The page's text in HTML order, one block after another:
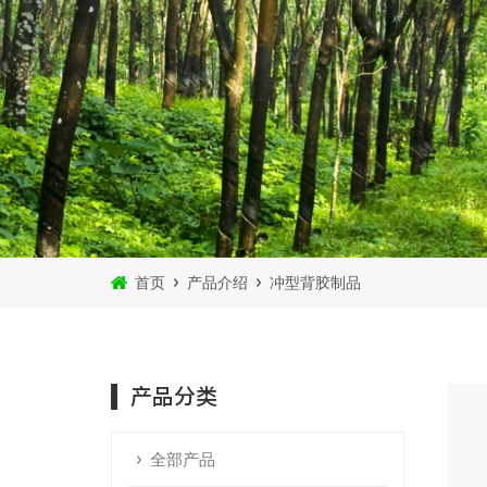
首页 产品介绍 冲型背胶制品
产品分类
全部产品